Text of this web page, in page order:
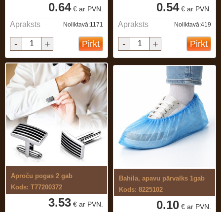
0.64€ ar PVN.
Apraksts Noliktavā:1171
- + Pirkt
0.54€ ar PVN.
Apraksts Noliktavā:419
- + Pirkt
Aproču pogas 2 gab
Kods: T77200372
3.53 € ar PVN.
Bahila, apavu pārvalks 1gab
Kods: 8225102
0.10 € ar PVN.